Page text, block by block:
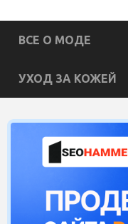
ВСЕ О МОДЕ
УХОД ЗА КОЖЕЙ